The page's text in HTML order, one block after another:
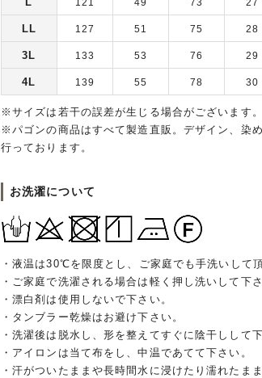
121 49 73 27
LL 127 51 75 28
3L 133 53 76 29
4L 139 55 78 30
※サイズは若干の誤差が生じる場合がございます
※パゴンの商品はすべて製造直販。デザイン、染
行っております。
お洗濯について
・液温は30℃を限度とし、ご家庭でも手洗いして頂
・ご家庭で洗濯される場合は軽く押し洗いして下さ
・漂白剤は使用しないで下さい。
・タンブラー乾燥はお避け下さい。
・洗濯後は脱水し、形を整えてすぐに陰干しして下
・アイロンは当て布をし、中温であてて下さい。
・汗がついたままや長時間水に浸けたり濡れたま